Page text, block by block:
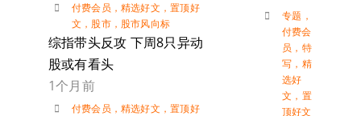
付费会员 ， 精选好文 ，置顶好
文 ， 股市， 股市风向标
综指带头反攻 下周8只异动
股或有看头
1个月前
付费会员 ， 精选好文 ，置顶好
专题 ，
付费会
员 ， 特
写 ， 精
选好
文 ， 置
顶好文